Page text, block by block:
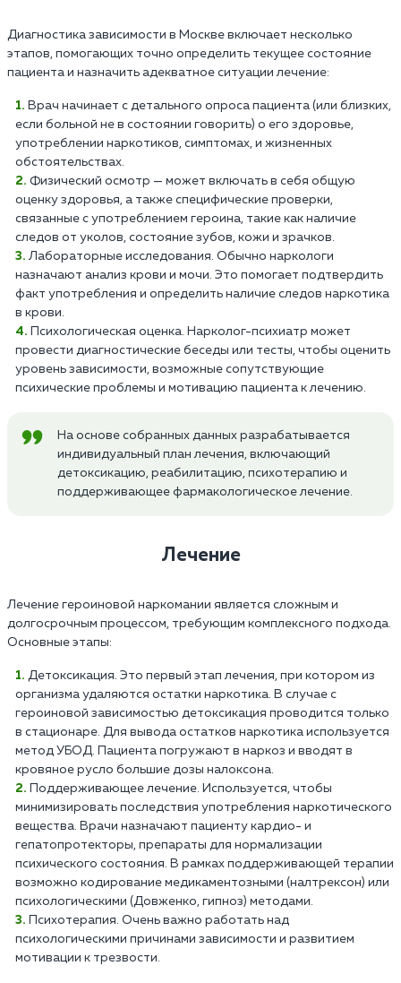
Диагностика зависимости в Москве включает несколько
этапов, помогающих точно определить текущее состояние
пациента и назначить адекватное ситуации лечение:
Врач начинает с детального опроса пациента (или близких,
если больной не в состоянии говорить) о его здоровье,
употреблении наркотиков, симптомах, и жизненных
обстоятельствах.
Физический осмотр — может включать в себя общую
оценку здоровья, а также специфические проверки,
связанные с употреблением героина, такие как наличие
следов от уколов, состояние зубов, кожи и зрачков.
Лабораторные исследования. Обычно наркологи
назначают анализ крови и мочи. Это помогает подтвердить
факт употребления и определить наличие следов наркотика
в крови.
Психологическая оценка. Нарколог-психиатр может
провести диагностические беседы или тесты, чтобы оценить
уровень зависимости, возможные сопутствующие
психические проблемы и мотивацию пациента к лечению.
На основе собранных данных разрабатывается
индивидуальный план лечения, включающий
детоксикацию, реабилитацию, психотерапию и
поддерживающее фармакологическое лечение.
Лечение
Лечение героиновой наркомании является сложным и
долгосрочным процессом, требующим комплексного подхода.
Основные этапы:
Детоксикация. Это первый этап лечения, при котором из
организма удаляются остатки наркотика. В случае с
героиновой зависимостью детоксикация проводится только
в стационаре. Для вывода остатков наркотика используется
метод УБОД. Пациента погружают в наркоз и вводят в
кровяное русло большие дозы налоксона.
Поддерживающее лечение. Используется, чтобы
минимизировать последствия употребления наркотического
вещества. Врачи назначают пациенту кардио- и
гепатопротекторы, препараты для нормализации
психического состояния. В рамках поддерживающей терапии
возможно кодирование медикаментозными (налтрексон) или
психологическими (Довженко, гипноз) методами.
Психотерапия. Очень важно работать над
психологическими причинами зависимости и развитием
мотивации к трезвости.